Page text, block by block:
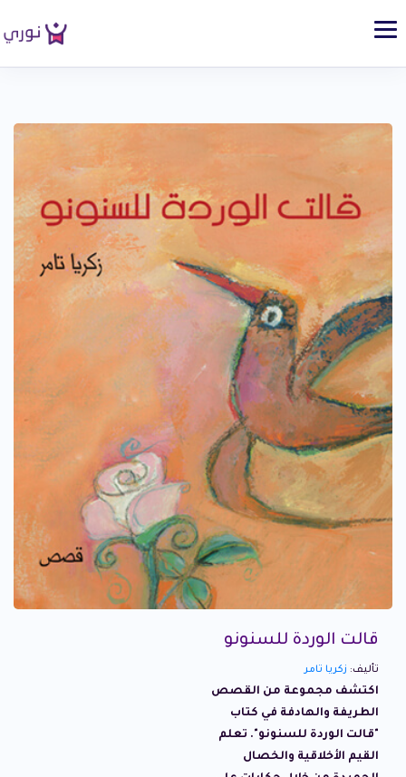
قالت الوردة للسنونو
تأليف: زكريا تامر
اكتشف مجموعة من القصص
الطريفة والهادفة في كتاب
"قالت الوردة للسنونو". تعلم
القيم الأخلاقية والخصال